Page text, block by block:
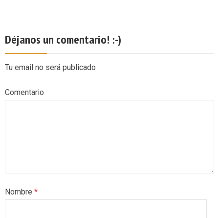
Déjanos un comentario! :-)
Tu email no será publicado
Comentario
Nombre *